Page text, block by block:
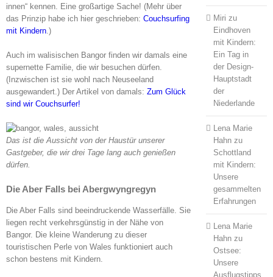
innen“ kennen. Eine großartige Sache! (Mehr über
das Prinzip habe ich hier geschrieben: Couchsurfing
mit Kindern.)
Auch im walisischen Bangor finden wir damals eine
supernette Familie, die wir besuchen dürfen.
(Inzwischen ist sie wohl nach Neuseeland
ausgewandert.) Der Artikel von damals: Zum Glück
sind wir Couchsurfer!
Das ist die Aussicht von der Haustür unserer
Gastgeber, die wir drei Tage lang auch genießen
dürfen.
Die Aber Falls bei Abergwyngregyn
Die Aber Falls sind beeindruckende Wasserfälle. Sie
liegen recht verkehrsgünstig in der Nähe von
Bangor. Die kleine Wanderung zu dieser
touristischen Perle von Wales funktioniert auch
schon bestens mit Kindern.
Miri zu
Eindhoven
mit Kindern:
Ein Tag in
der Design-
Hauptstadt
der
Niederlande
Lena Marie
Hahnzu
Schottland
mit Kindern:
Unsere
gesammelten
Erfahrungen
Lena Marie
Hahnzu
Ostsee:
Unsere
Ausflugstipps